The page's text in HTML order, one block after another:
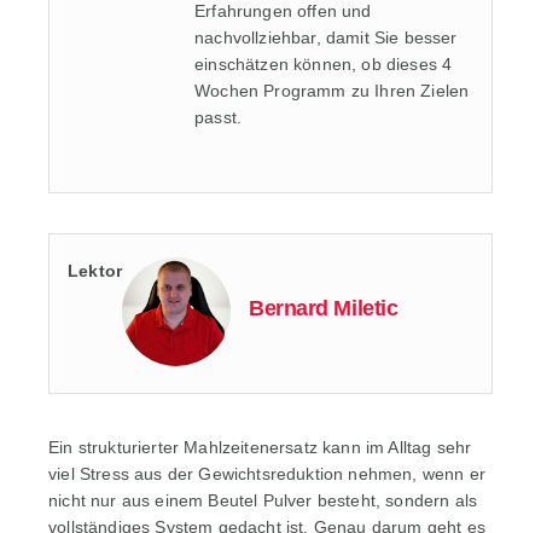
Erfahrungen offen und
nachvollziehbar, damit Sie besser
einschätzen können, ob dieses 4
Wochen Programm zu Ihren Zielen
passt.
Lektor
Bernard Miletic
Ein strukturierter Mahlzeitenersatz kann im Alltag sehr
viel Stress aus der Gewichtsreduktion nehmen, wenn er
nicht nur aus einem Beutel Pulver besteht, sondern als
vollständiges System gedacht ist. Genau darum geht es